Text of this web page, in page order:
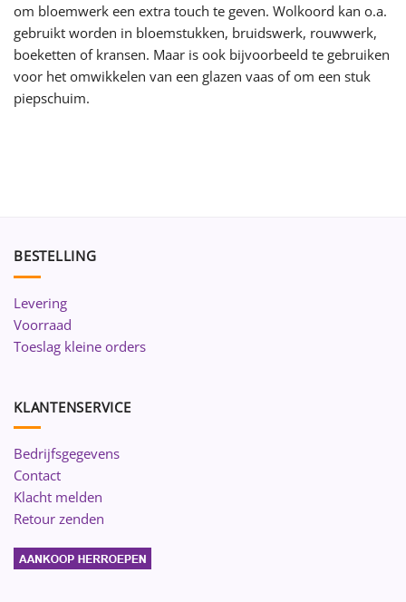
om bloemwerk een extra touch te geven. Wolkoord kan o.a.
gebruikt worden in bloemstukken, bruidswerk, rouwwerk,
boeketten of kransen. Maar is ook bijvoorbeeld te gebruiken
voor het omwikkelen van een glazen vaas of om een stuk
piepschuim.
BESTELLING
Levering
Voorraad
Toeslag kleine orders
KLANTENSERVICE
Bedrijfsgegevens
Contact
Klacht melden
Retour zenden